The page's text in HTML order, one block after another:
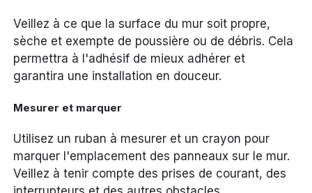
Veillez à ce que la surface du mur soit propre,
sèche et exempte de poussière ou de débris. Cela
permettra à l'adhésif de mieux adhérer et
garantira une installation en douceur.
Mesurer et marquer
Utilisez un ruban à mesurer et un crayon pour
marquer l'emplacement des panneaux sur le mur.
Veillez à tenir compte des prises de courant, des